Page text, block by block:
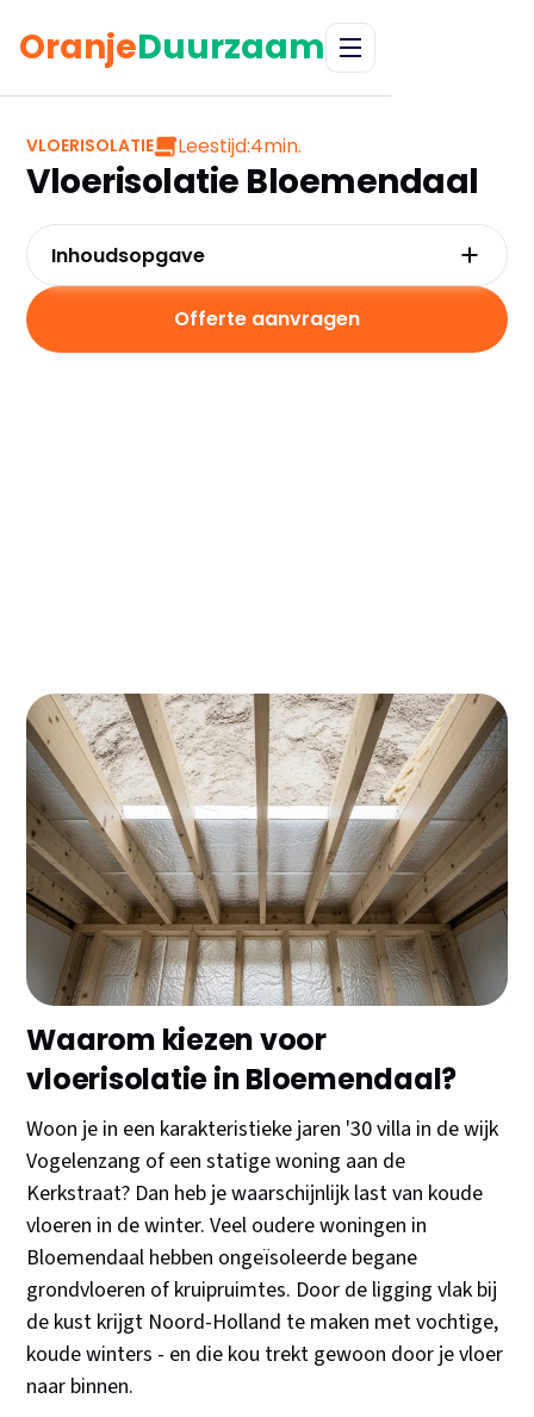
OranjeDuurzaam
VLOERISOLATIE Leestijd:4min.
Vloerisolatie Bloemendaal
Woon je in Bloemendaal en voel je de kou letterlijk
door de vloer kruipen? Vloerisolatie kan je
energierekening met 10-15% verlagen - dat is zo'n
€200-400 per jaar besparing! Met de ISDE subsidie
van €4-6 per vierkante meter verdien je je
investering binnen 5-7 jaar terug.
Waarom kiezen voor
vloerisolatie in Bloemendaal?
Woon je in een karakteristieke jaren '30 villa in de wijk
Vogelenzang of een statige woning aan de
Kerkstraat? Dan heb je waarschijnlijk last van koude
vloeren in de winter. Veel oudere woningen in
Bloemendaal hebben ongeïsoleerde begane
grondvloeren of kruipruimtes. Door de ligging vlak bij
de kust krijgt Noord-Holland te maken met vochtige,
koude winters - en die kou trekt gewoon door je vloer
naar binnen.
Inhoudsopgave
Bloemendaal?
Offerte aanvragen